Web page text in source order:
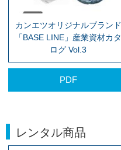
カンエツオリジナルブランド
「BASE LINE」産業資材カタ
ログ Vol.3
PDF
レンタル商品